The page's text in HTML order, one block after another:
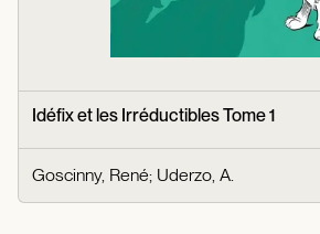
Idéfix et les Irréductibles Tome 1
Goscinny, René; Uderzo, A.